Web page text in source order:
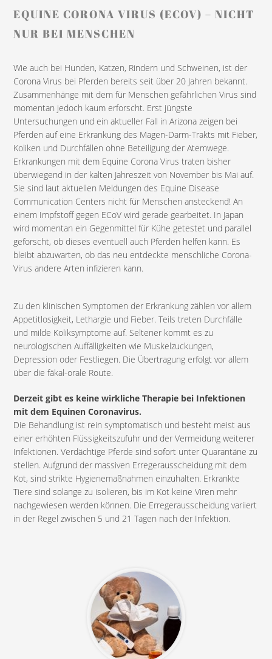
EQUINE CORONA VIRUS (ECOV) – NICHT
NUR BEI MENSCHEN
Wie auch bei Hunden, Katzen, Rindern und Schweinen, ist der
Corona Virus bei Pferden bereits seit über 20 Jahren bekannt.
Zusammenhänge mit dem für Menschen gefährlichen Virus sind
momentan jedoch kaum erforscht. Erst jüngste
Untersuchungen und ein aktueller Fall in Arizona zeigen bei
Pferden auf eine Erkrankung des Magen-Darm-Trakts mit Fieber,
Koliken und Durchfällen ohne Beteiligung der Atemwege.
Erkrankungen mit dem Equine Corona Virus traten bisher
überwiegend in der kalten Jahreszeit von November bis Mai auf.
Sie sind laut aktuellen Meldungen des Equine Disease
Communication Centers nicht für Menschen ansteckend! An
einem Impfstoff gegen ECoV wird gerade gearbeitet. In Japan
wird momentan ein Gegenmittel für Kühe getestet und parallel
geforscht, ob dieses eventuell auch Pferden helfen kann. Es
bleibt abzuwarten, ob das neu entdeckte menschliche Corona-
Virus andere Arten infizieren kann.
Zu den klinischen Symptomen der Erkrankung zählen vor allem
Appetitlosigkeit, Lethargie und Fieber. Teils treten Durchfälle
und milde Koliksymptome auf. Seltener kommt es zu
neurologischen Auffälligkeiten wie Muskelzuckungen,
Depression oder Festliegen. Die Übertragung erfolgt vor allem
über die fäkal-orale Route.
Derzeit gibt es keine wirkliche Therapie bei Infektionen
mit dem Equinen Coronavirus.
Die Behandlung ist rein symptomatisch und besteht meist aus
einer erhöhten Flüssigkeitszufuhr und der Vermeidung weiterer
Infektionen. Verdächtige Pferde sind sofort unter Quarantäne zu
stellen. Aufgrund der massiven Erregerausscheidung mit dem
Kot, sind strikte Hygienemaßnahmen einzuhalten. Erkrankte
Tiere sind solange zu isolieren, bis im Kot keine Viren mehr
nachgewiesen werden können. Die Erregerausscheidung variiert
in der Regel zwischen 5 und 21 Tagen nach der Infektion.